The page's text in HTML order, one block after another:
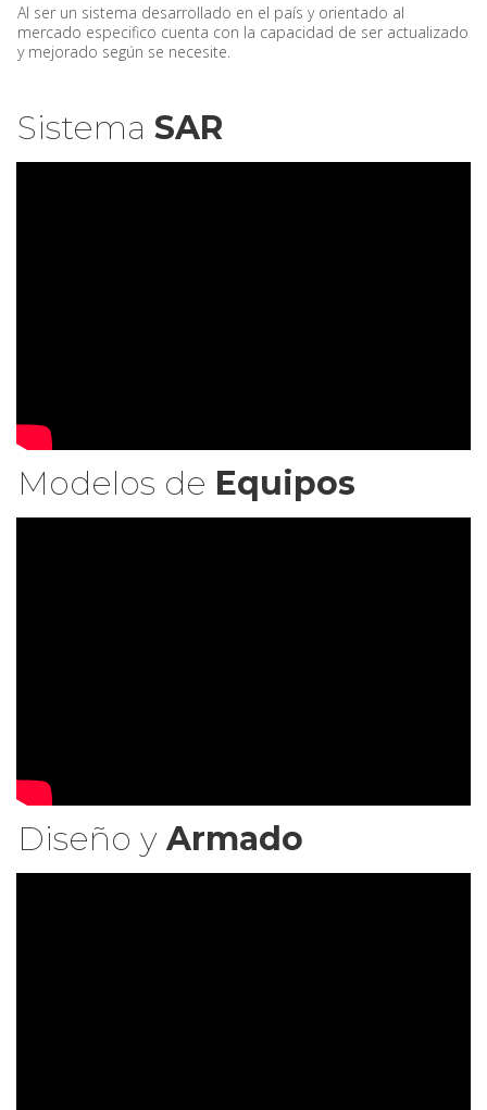
Al ser un sistema desarrollado en el país y orientado al
mercado especifico cuenta con la capacidad de ser actualizado
y mejorado según se necesite.
Sistema SAR
Modelos de Equipos
Diseño y Armado